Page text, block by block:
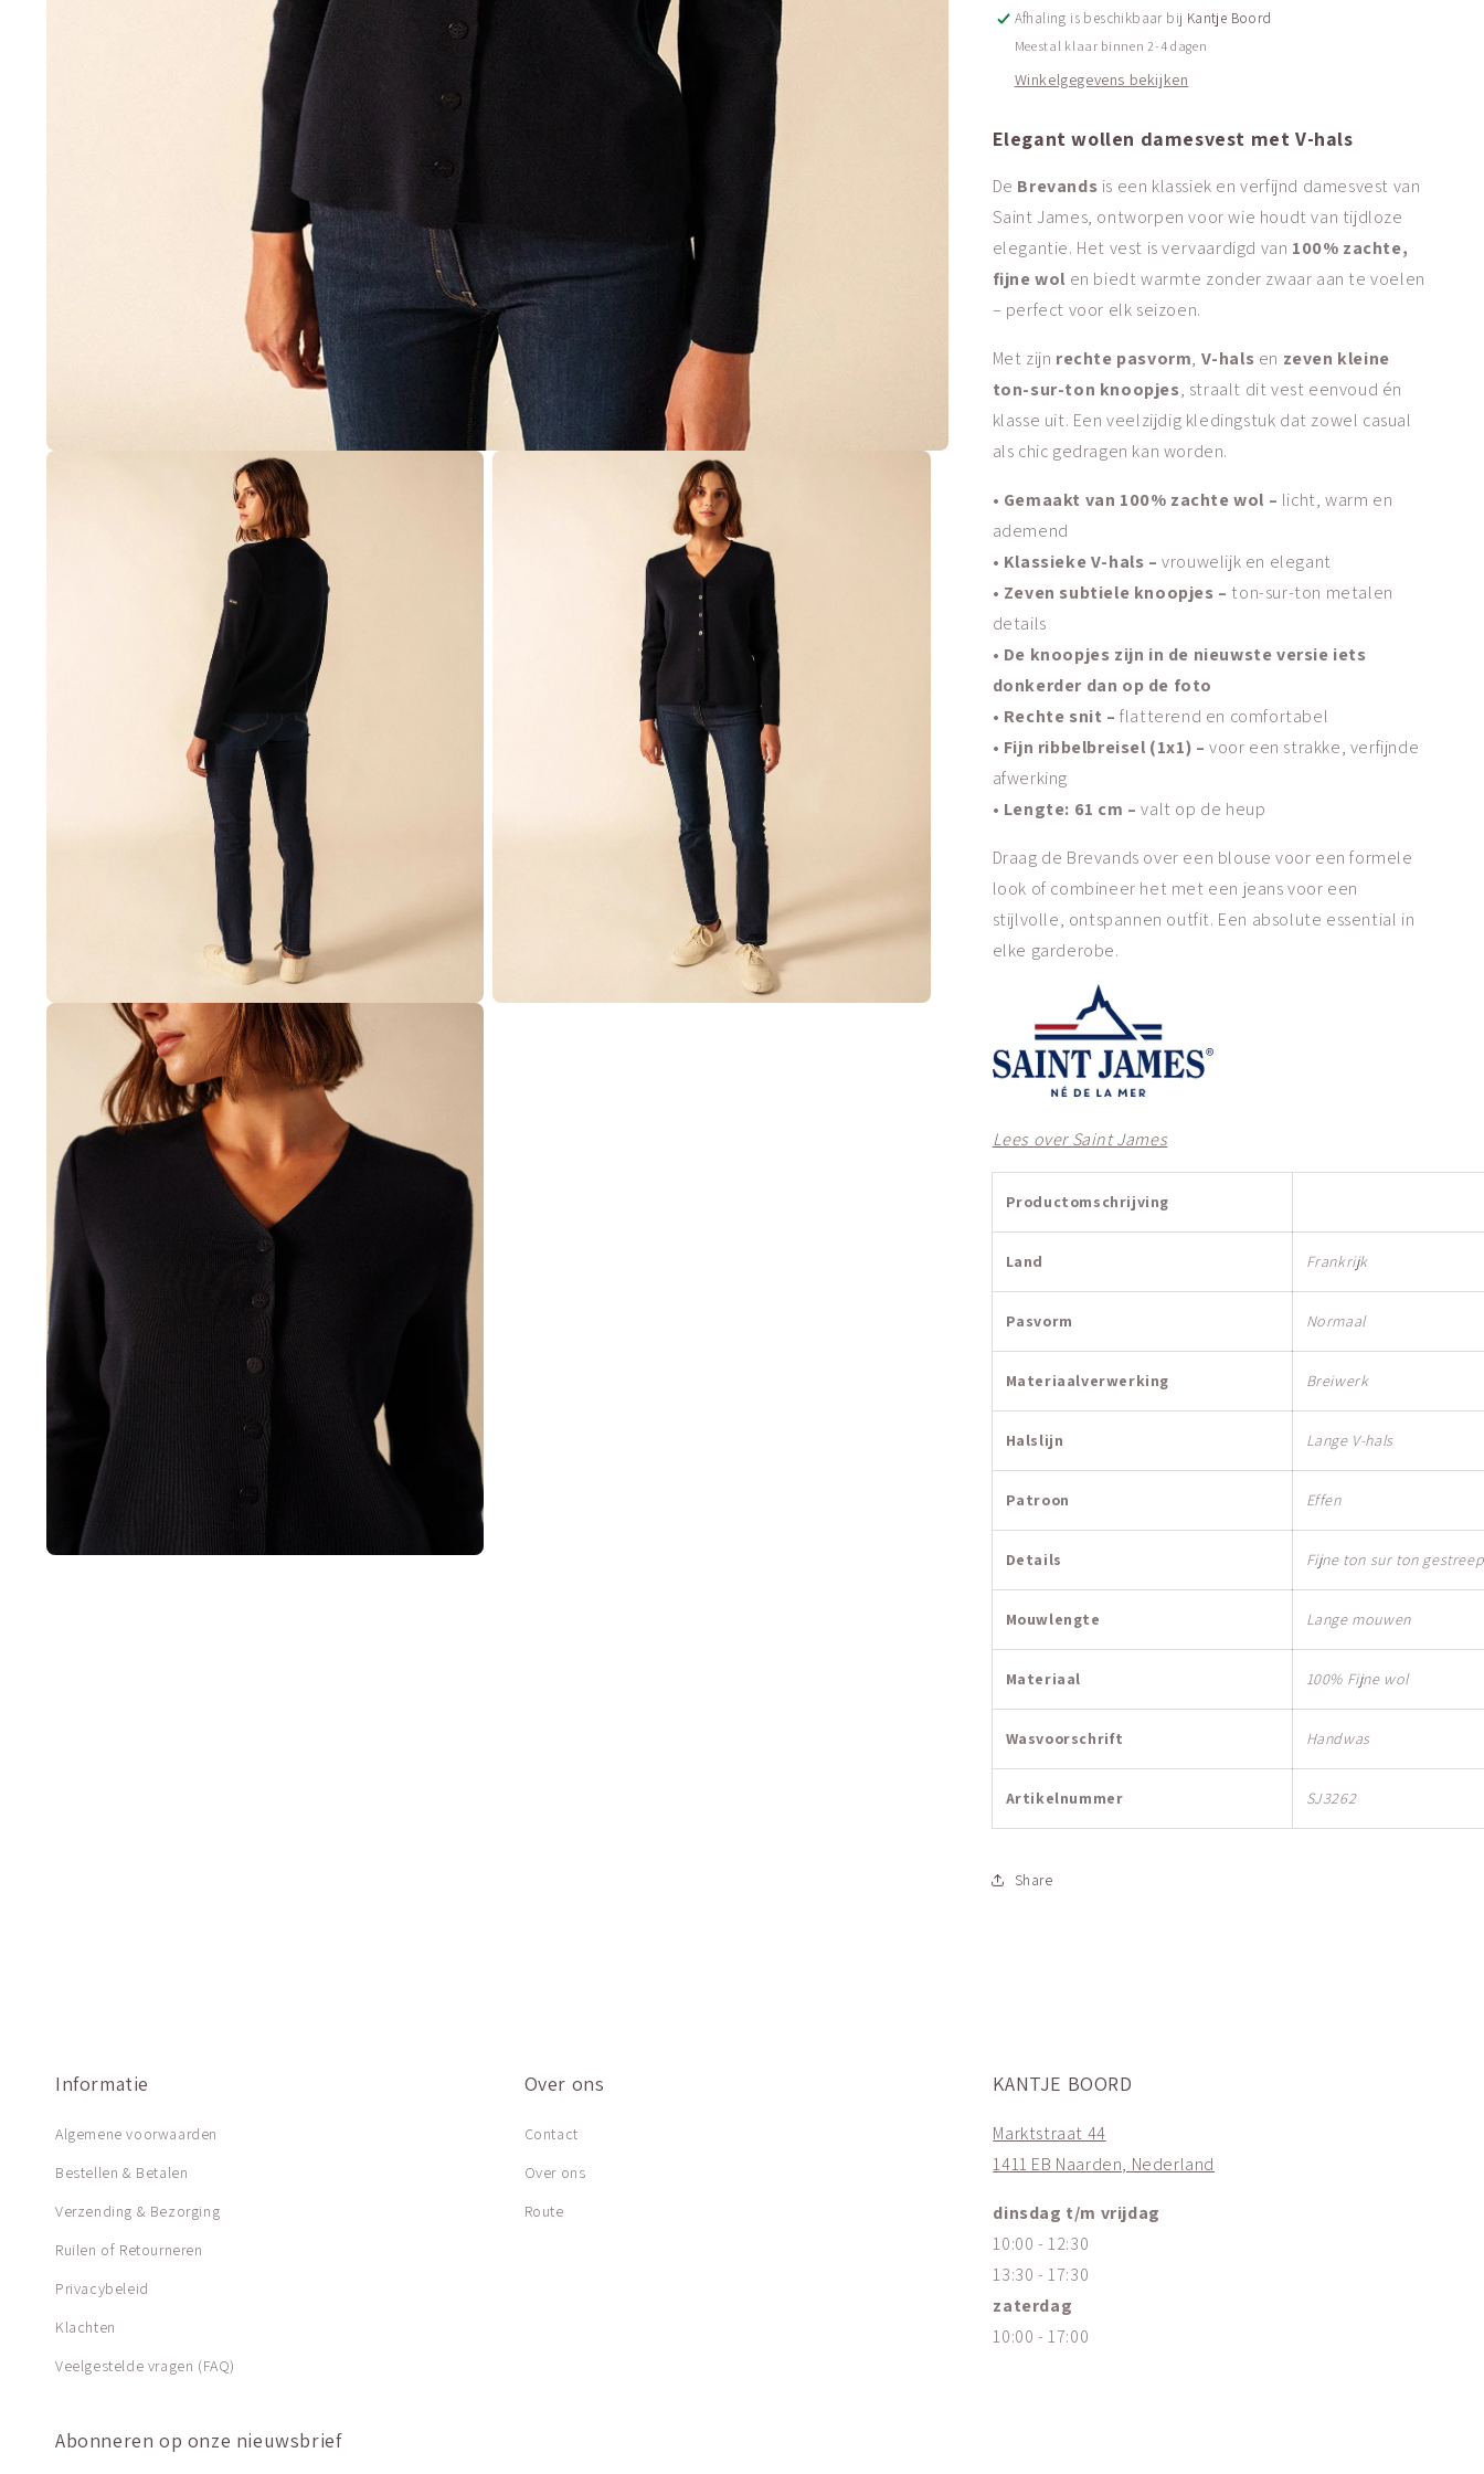
Afhaling is beschikbaar bij Kantje Boord
Meestal klaar binnen 2-4 dagen
Winkelgegevens bekijken
Elegant wollen damesvest met V-hals
De Brevands is een klassiek en verfijnd damesvest van
Saint James, ontworpen voor wie houdt van tijdloze
elegantie. Het vest is vervaardigd van 100% zachte,
fijne wol en biedt warmte zonder zwaar aan te voelen
– perfect voor elk seizoen.
Met zijn rechte pasvorm, V-hals en zeven kleine
ton-sur-ton knoopjes, straalt dit vest eenvoud én
klasse uit. Een veelzijdig kledingstuk dat zowel casual
als chic gedragen kan worden.
• Gemaakt van 100% zachte wol – licht, warm en
ademend
• Klassieke V-hals –vrouwelijk en elegant
• Zeven subtiele knoopjes – ton-sur-ton metalen
details
• De knoopjes zijn in de nieuwste versie iets
donkerder dan op de foto
• Rechte snit –flatterend en comfortabel
• Fijn ribbelbreisel (1x1) – voor een strakke, verfijnde
afwerking
• Lengte: 61 cm –valt op de heup
Draag de Brevands over een blouse voor een formele
look of combineer het met een jeans voor een
stijlvolle, ontspannen outfit. Een absolute essential in
elke garderobe.
Lees over Saint James
Productomschrijving
Land Frankrijk
Pasvorm Normaal
Materiaalverwerking Breiwerk
Halslijn Lange V-hals
Patroon Effen
Details Fijne ton sur ton
Mouwlengte Lange mouwen
Materiaal 100% Fijne wol
Wasvoorschrift Handwas
Artikelnummer SJ3262
Share
Informatie
Algemene voorwaarden
Bestellen & Betalen
Verzending & Bezorging
Ruilen of Retourneren
Privacybeleid
Klachten
Veelgestelde vragen (FAQ)
Over ons
Contact
Over ons
Route
KANTJE BOORD
Marktstraat 44
1411 EB Naarden, Nederland
dinsdag t/m vrijdag
10:00 - 12:30
13:30 - 17:30
zaterdag
10:00 - 17:00
Abonneren op onze nieuwsbrief